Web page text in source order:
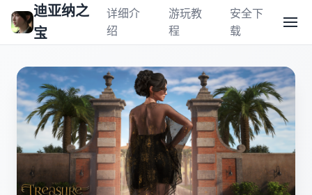
迪亚纳之
宝
详细介
绍
游玩教
程
安全下
载